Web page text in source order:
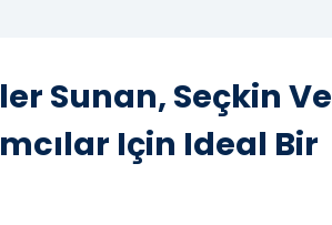
Sunan, Seçkin Ve
Için Ideal Bir